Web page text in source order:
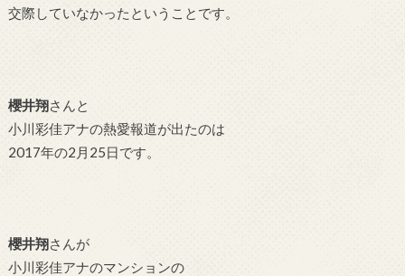
交際していなかったということです。
櫻井翔さんと
小川彩佳アナの熱愛報道が出たのは
2017年の2月25日です。
櫻井翔さんが
小川彩佳アナのマンションの